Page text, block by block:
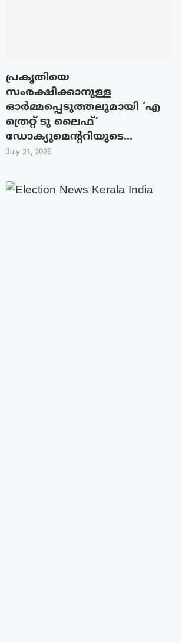
പ്രകൃതിയെ
സംരക്ഷിക്കാനുള്ള
ഓർമ്മപ്പെടുത്തലുമായി ‘എ
ത്രെറ്റ് ടു ലൈഫ്’
ഡോക്യുമെന്ററിയുടെ...
July 21, 2026